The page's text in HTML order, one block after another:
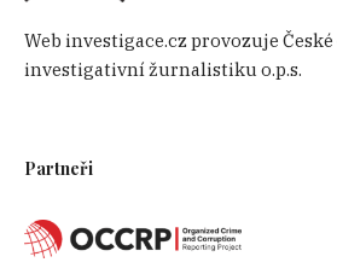
Web investigace.cz provozuje
investigativní žurnalistiku o.p.s.
Partneři